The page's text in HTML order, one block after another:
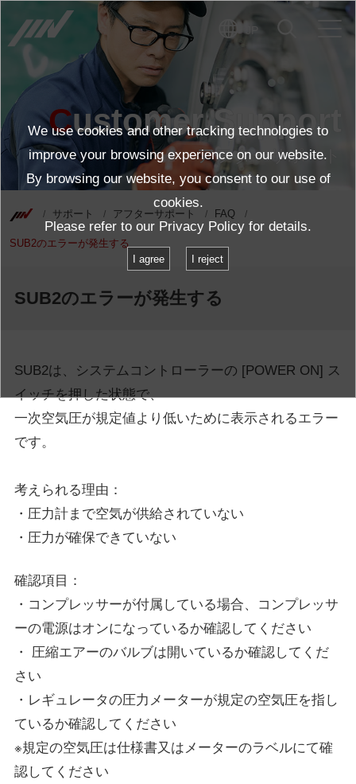
JP
Customer Support
アフターサポート
サポート アフターサポート FAQ
SUB2のエラーが発生する
SUB2のエラーが発生する
SUB2は、システムコントローラーの [POWER ON] ス
イッチを押した状態で、
一次空気圧が規定値より低いために表示されるエラー
です。
考えられる理由：
・圧力計まで空気が供給されていない
・圧力が確保できていない
確認項目：
・コンプレッサーが付属している場合、コンプレッサ
ーの電源はオンになっているか確認してください
・ 圧縮エアーのバルブは開いているか確認してくだ
さい
・レギュレータの圧力メーターが規定の空気圧を指し
ているか確認してください
※規定の空気圧は仕様書又はメーターのラベルにて確
認してください
We use cookies and other tracking technologies to
improve your browsing experience on our website.
By browsing our website, you consent to our use of
cookies.
Please refer to our Privacy Policy for details.
I agree I reject